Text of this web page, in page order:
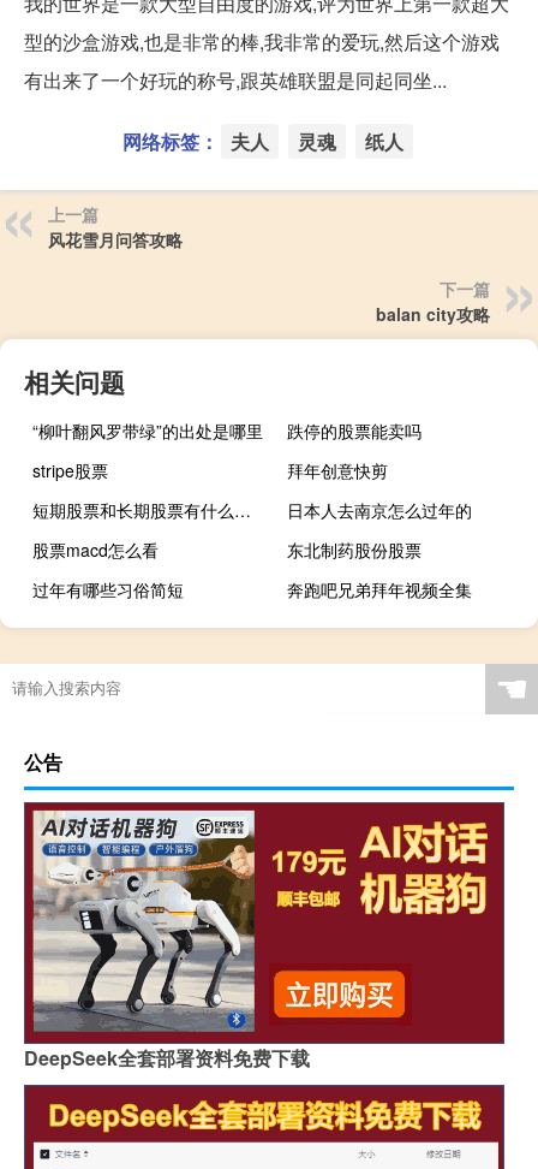
型的沙盒游戏,也是非常的棒,我非常的爱玩,然后这个游戏
有出来了一个好玩的称号,跟英雄联盟是同起同坐...
网络标签： 夫人 灵魂 纸人
上一篇
风花雪月问答攻略
下一篇
balan city攻略
相关问题
“柳叶翻风罗带绿”的出处是哪里
跌停的股票能卖吗
stripe股票
拜年创意快剪
短期股票和长期股票有什么区别
日本人去南京怎么过年的
股票macd怎么看
东北制药股份股票
过年有哪些习俗简短
奔跑吧兄弟拜年视频全集
☚
公告
DeepSeek全套部署资料免费下载